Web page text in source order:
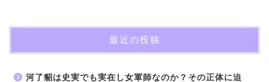
最近の投稿
河了貂は史実でも実在し女軍師なのか？その正体に迫